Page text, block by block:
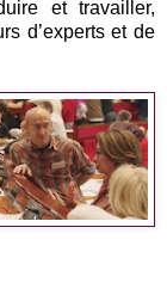
et travailler,
d’experts et de